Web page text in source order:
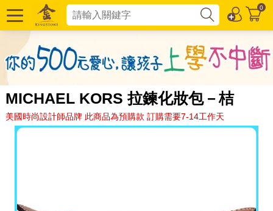
0
MICHAEL KORS 拉鍊化妝包－桔
美國時尚設計師品牌 此商品為預購款 訂購需要7-14工作天